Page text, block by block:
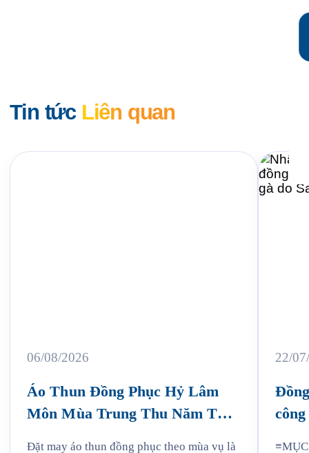
Tin tức Liên quan
06/08/2026
Áo Thun Đồng Phục Hỷ Lâm
Môn Mùa Trung Thu Năm Thứ
Đặt may áo thun đồng phục theo mùa vụ là
22/